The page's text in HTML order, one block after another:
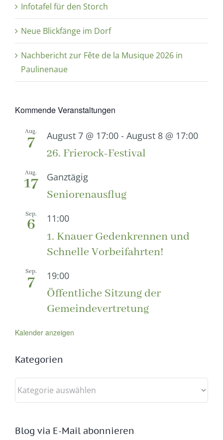
Infotafel für den Storch
Neue Blickfänge im Dorf
Nachbericht zur Fête de la Musique 2026 in
Paulinenaue
Kommende Veranstaltungen
Aug.
7 August 7 @ 17:00 - August 8 @ 17:00
26. Frierock-Festival
Aug.
17 Ganztägig
Seniorenausflug
Sep.
6 11:00
1. Knauer Gedenkrennen und
Schnelle Vorbeifahrten!
Sep.
7 19:00
Öffentliche Sitzung der
Gemeindevertretung
Kalender anzeigen
Kategorien
Kategorien
Blog via E-Mail abonnieren